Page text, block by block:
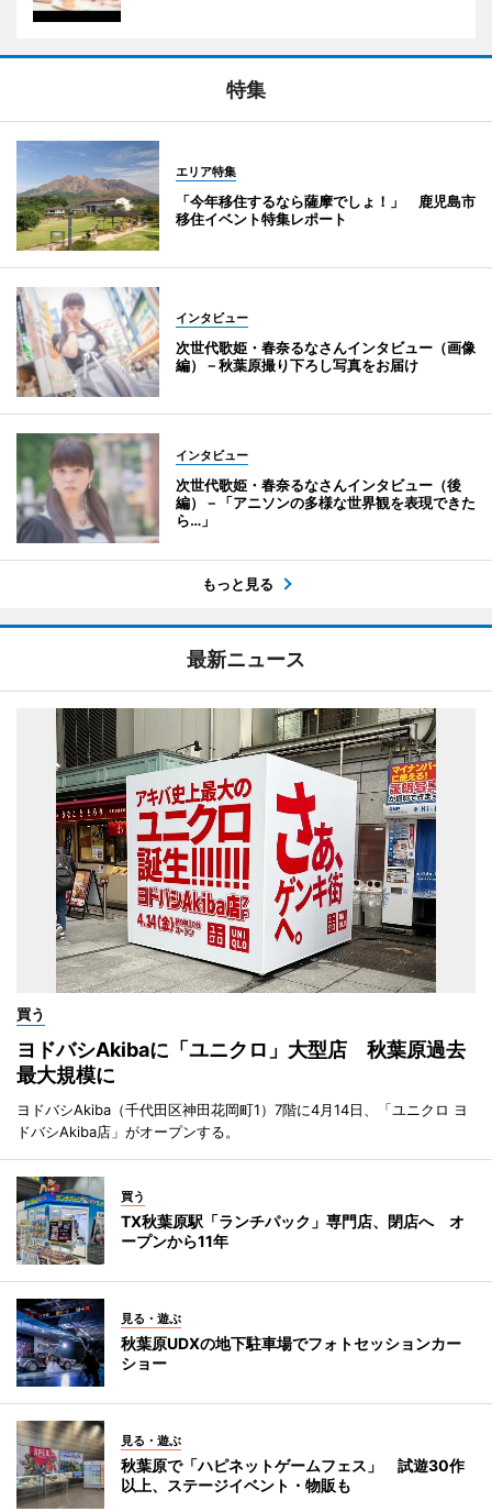
特集
エリア特集
「今年移住するなら薩摩でしょ！」 鹿児島市
移住イベント特集レポート
インタビュー
次世代歌姫・春奈るなさんインタビュー（画像
編）－秋葉原撮り下ろし写真をお届け
インタビュー
次世代歌姫・春奈るなさんインタビュー（後
編）－「アニソンの多様な世界観を表現できた
ら…」
もっと見る
最新ニュース
買う
ヨドバシAkibaに「ユニクロ」大型店 秋葉原過去
最大規模に
ヨドバシAkiba（千代田区神田花岡町1）7階に4月14日、「ユニクロ ヨ
ドバシAkiba店」がオープンする。
買う
TX秋葉原駅「ランチパック」専門店、閉店へ オ
ープンから11年
見る・遊ぶ
秋葉原UDXの地下駐車場でフォトセッションカー
ショー
見る・遊ぶ
秋葉原で「ハピネットゲームフェス」 試遊30作
以上、ステージイベント・物販も